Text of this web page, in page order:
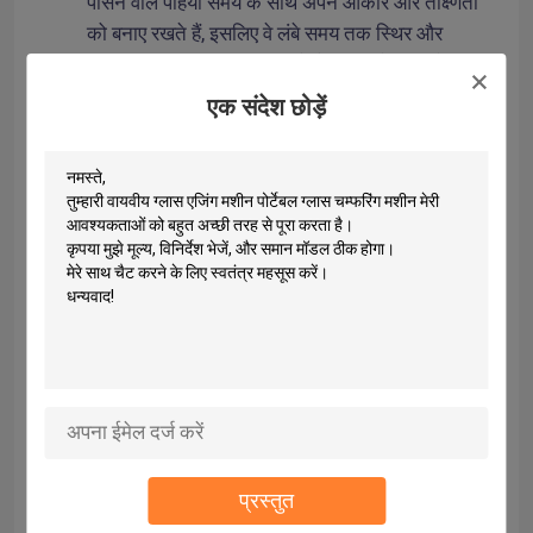
एक संदेश छोड़ें
प्रस्तुत
को बनाए रखते हैं, इसलिए वे लंबे समय तक स्थिर और
परिशुद्धता प्रसंस्करण की आवश्यकता वाले कांच उत्पादों के
लिए महत्वपूर्ण है, जैसे ऑप्टिकल ग्लास और हाई-एंड
बेहतर कार्य वातावरण
: उच्च स्थायित्व वाले पीसने वाले पहियों
से परिवर्तन की आवृत्ति कम होती है, जिससे श्रमिकों का धूल
और कणों के संपर्क में आना कम हो जाता है, जो स्वास्थ्य के
लिए फायदेमंद है।अपशिष्ट उत्पादन में कमी पर्यावरण संरक्षण
में सकारात्मक योगदान देती है.
प्रसंस्करण प्रक्रिया में स्थिरता और दोहराव सुनिश्चित
जिन्हें एक ही विनिर्देशों के ग्लास उत्पादों का बड़े पैमाने पर
उत्पादन करने की आवश्यकता है.